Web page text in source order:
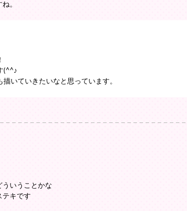
。
(^^♪
いていきたいなと思っています。
ういうことかな
テキです